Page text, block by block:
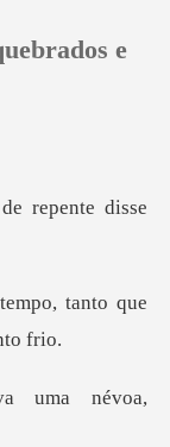
e
repente disse
tanto que
uma névoa,